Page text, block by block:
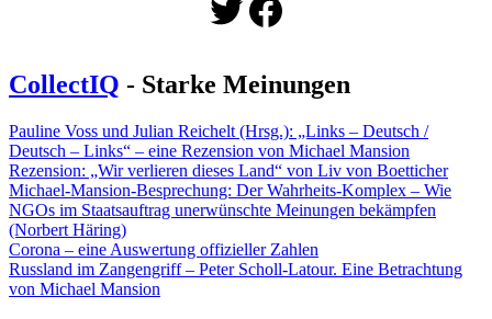
Twitter
Facebook
CollectIQ - Starke Meinungen
Pauline Voss und Julian Reichelt (Hrsg.): „Links – Deutsch /
Deutsch – Links“ – eine Rezension von Michael Mansion
Rezension: „Wir verlieren dieses Land“ von Liv von Boetticher
Michael-Mansion-Besprechung: Der Wahrheits-Komplex – Wie
NGOs im Staatsauftrag unerwünschte Meinungen bekämpfen
(Norbert Häring)
Corona – eine Auswertung offizieller Zahlen
Russland im Zangengriff – Peter Scholl-Latour. Eine Betrachtung
von Michael Mansion